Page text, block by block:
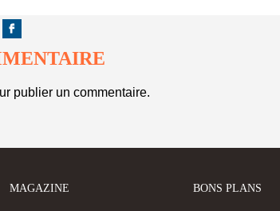
publier un commentaire.
MAGAZINE BONS PLANS